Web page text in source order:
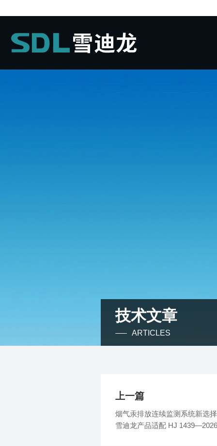
技术文章
ARTICLES
上一篇
烟气汞排放连续监测系统新选
雪迪龙产品适配 HJ 1439—2026